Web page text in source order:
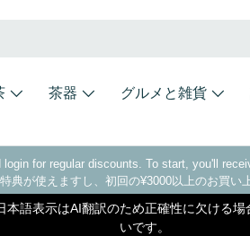
茶器 グルメと雑貨
for regular discounts. To start, you'll
典が使えますし、初回の¥3000以上のお買い
語表示はAI翻訳のため正確性に欠ける
いです。